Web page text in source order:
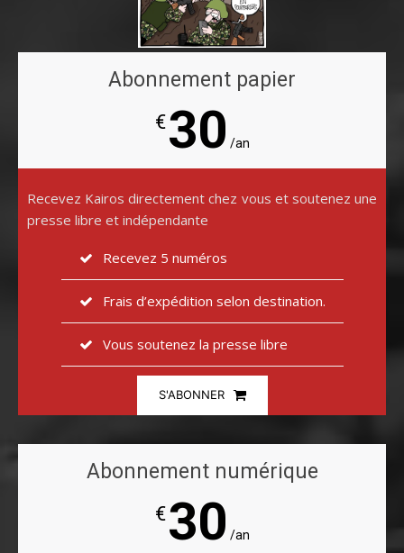
Abonnement papier
€30 /an
Recevez Kairos directement chez vous et soutenez une
presse libre et indépendante
Recevez 5 numéros
Frais d’expédition selon destination.
Vous soutenez la presse libre
S'ABONNER
Abonnement numérique
€30 /an